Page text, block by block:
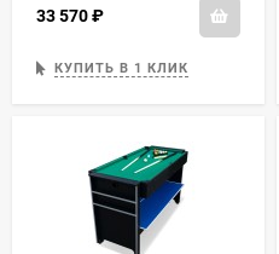
33 570
КУПИТЬ В 1 КЛИК